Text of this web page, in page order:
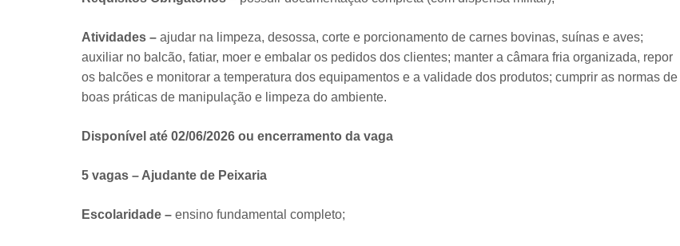
Atividades – ajudar na limpeza, desossa, corte e porcionamento de carnes bovinas, suínas e aves;
auxiliar no balcão, fatiar, moer e embalar os pedidos dos clientes; manter a câmara fria organizada, repor
os balcões e monitorar a temperatura dos equipamentos e a validade dos produtos; cumprir as normas de
boas práticas de manipulação e limpeza do ambiente.
Disponível até 02/06/2026 ou encerramento da vaga
5 vagas – Ajudante de Peixaria
Escolaridade – ensino fundamental completo;